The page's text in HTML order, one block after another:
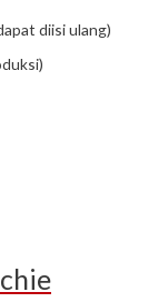
diisi ulang)